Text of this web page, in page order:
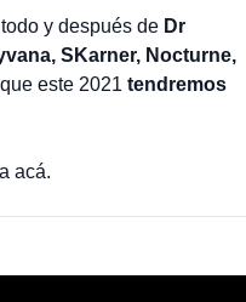
y después de Dr
SKarner, Nocturne,
este 2021 tendremos
acá.